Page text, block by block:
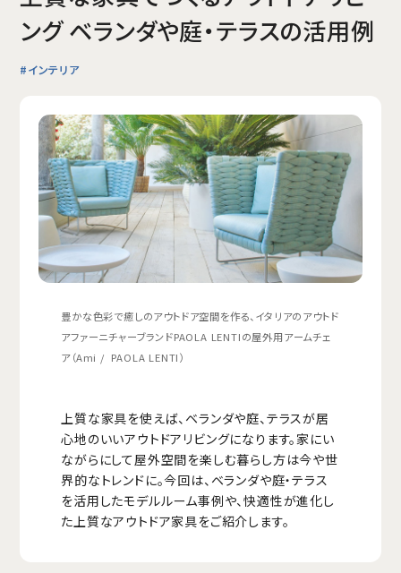
ング ベランダや庭・テラスの活用例
#インテリア
豊かな色彩で癒しのアウトドア空間を作る、イタリアのアウトド
アファーニチャーブランドPAOLA LENTIの屋外用アームチェ
ア（Ami / PAOLA LENTI）
上質な家具を使えば、ベランダや庭、テラスが居
心地のいいアウトドアリビングになります。家にい
ながらにして屋外空間を楽しむ暮らし方は今や世
界的なトレンドに。今回は、ベランダや庭・テラス
を活用したモデルルーム事例や、快適性が進化し
た上質なアウトドア家具をご紹介します。